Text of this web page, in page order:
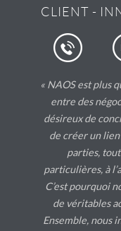
CLIENT -
« NAOS est plus
entre des
désireux de
de créer un
parties,
particulières, à
C’est pourquoi
de véritables
Ensemble, nous